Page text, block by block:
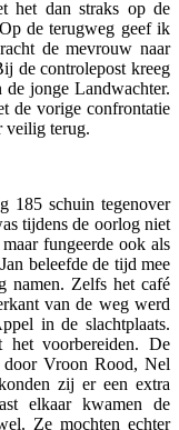
het dan straks op de
de terugweg geef ik
de mevrouw naar
de controlepost kreeg
jonge Landwachter.
de vorige confrontatie
veilig terug.
185 schuin tegenover
tijdens de oorlog niet
fungeerde ook als
beleefde de tijd mee
namen. Zelfs het café
van de weg werd
in de slachtplaats.
voorbereiden. De
door Vroon Rood, Nel
zij er een extra
elkaar kwamen de
Ze mochten echter